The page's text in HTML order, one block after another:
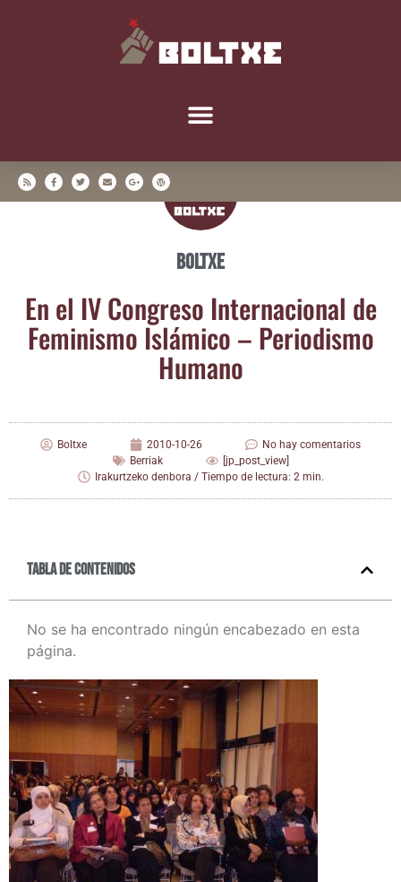
Boltxe
En el IV Con­gre­so Inter­na­cio­nal de
Femi­nis­mo Islá­mi­co – Perio­dis­mo
Humano
Boltxe 2010-10-26
No hay comentarios
Berriak
[jp_post_view]
Irakurtzeko denbora / Tiempo de lectura: 2 min.
Tabla de contenidos
No se ha encontrado ningún encabezado en esta
página.